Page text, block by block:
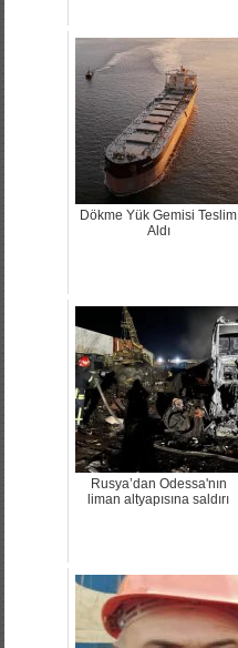
Dökme Yük Gemisi Teslim
Aldı
Rusya’dan Odessa'nın
liman altyapısına saldırı